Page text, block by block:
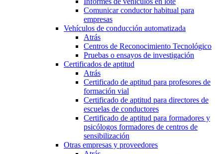
Comunicar conductor habitual para
empresas
Vehículos de conducción automatizada
Atrás
Centros de Reconocimiento Tecnológico
Pruebas o ensayos de investigación
Certificados de aptitud
Atrás
Certificado de aptitud para profesores de
formación vial
Certificado de aptitud para directores de
escuelas de conductores
Certificado de aptitud para formadores y
psicólogos formadores de centros de
sensibilización
Otras empresas y proveedores